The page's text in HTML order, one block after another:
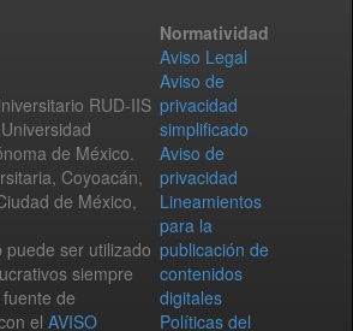
RUD-IIS
de México.
Coyoacán,
de México,
puede ser utilizado
siempre
de
el AVISO
Normatividad
Aviso Legal
Aviso de
privacidad
simplificado
Aviso de
privacidad
Lineamientos
para la
publicación de
contenidos
digitales
Políticas del